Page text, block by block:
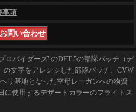
事項
ロバイダーズ"のDET-5の部隊パッチ（デ
文字をアレンジした部隊パッチ。CVW
リ基地となった空母レーガンへの物資
に使用するデザートカラーのフライトス